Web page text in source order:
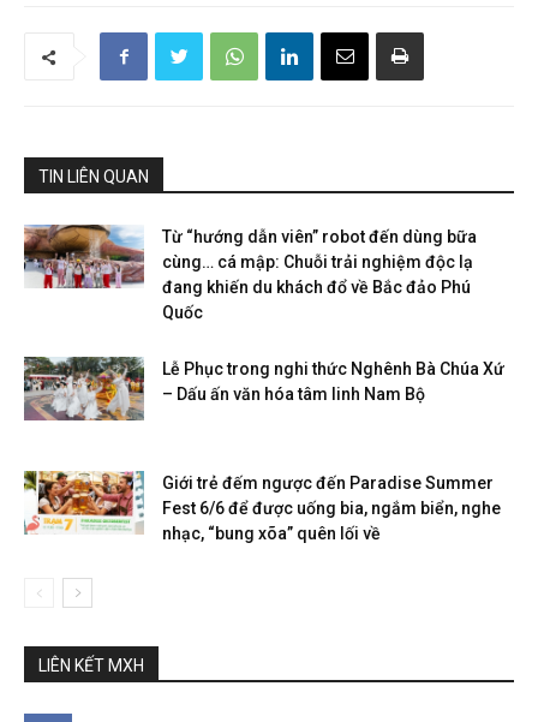
TIN LIÊN QUAN
Từ “hướng dẫn viên” robot đến dùng bữa
cùng… cá mập: Chuỗi trải nghiệm độc lạ
đang khiến du khách đổ về Bắc đảo Phú
Quốc
Lễ Phục trong nghi thức Nghênh Bà Chúa Xứ
– Dấu ấn văn hóa tâm linh Nam Bộ
Giới trẻ đếm ngược đến Paradise Summer
Fest 6/6 để được uống bia, ngắm biển, nghe
nhạc, “bung xõa” quên lối về
LIÊN KẾT MXH